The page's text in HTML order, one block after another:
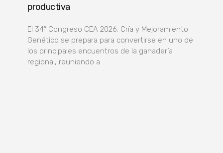
productiva
El 34º Congreso CEA 2026: Cría y Mejoramiento
Genético se prepara para convertirse en uno de
los principales encuentros de la ganadería
regional, reuniendo a